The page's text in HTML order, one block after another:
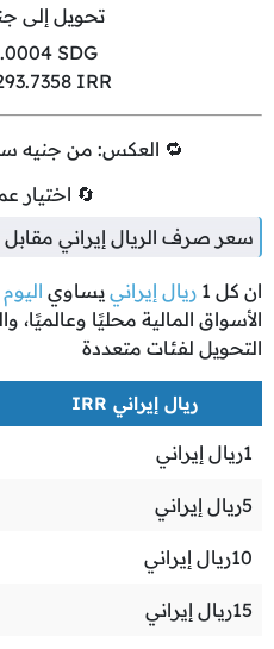
تحويل إلى
SDG
IRR
🔁 العكس: من جنيه
🔄 اختيار
سعر صرف الريال إيراني مقابل
ان كل 1 ريال إيراني يساوي اليوم
الأسواق المالية محليًا
التحويل لفئات متعددة
ريال إيراني IRR
1ريال إيراني
5ريال إيراني
10ريال إيراني
15ريال إيراني